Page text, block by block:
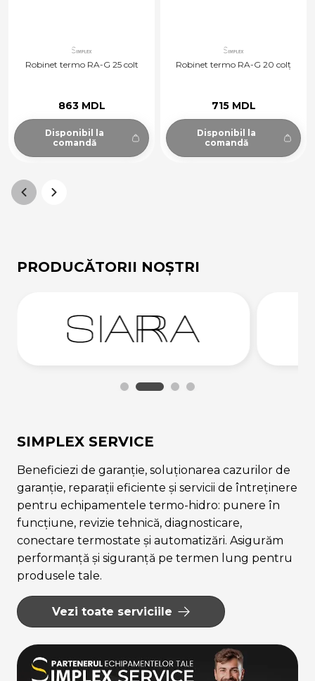
Robinet termo RA-G 25 colt
863 MDL
Disponibil la
comandă
Robinet termo RA-G 20 colț
715 MDL
Disponibil la
comandă
PRODUCĂTORII NOȘTRI
SIMPLEX SERVICE
Beneficiezi de garanție, soluționarea cazurilor de
garanție, reparații eficiente și servicii de întreținere
pentru echipamentele termo-hidro: punere în
funcțiune, revizie tehnică, diagnosticare,
conectare termostate și automatizări. Asigurăm
performanță și siguranță pe termen lung pentru
produsele tale.
Vezi toate serviciile